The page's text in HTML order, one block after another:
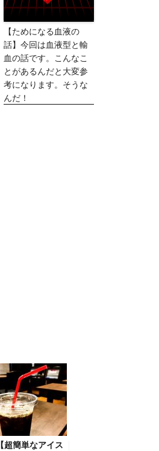
【ためになる血液の
話】今回は血液型と輸
血の話です。こんなこ
とがあるんだと大変参
考になります。そうな
んだ！
【超簡単なアイス